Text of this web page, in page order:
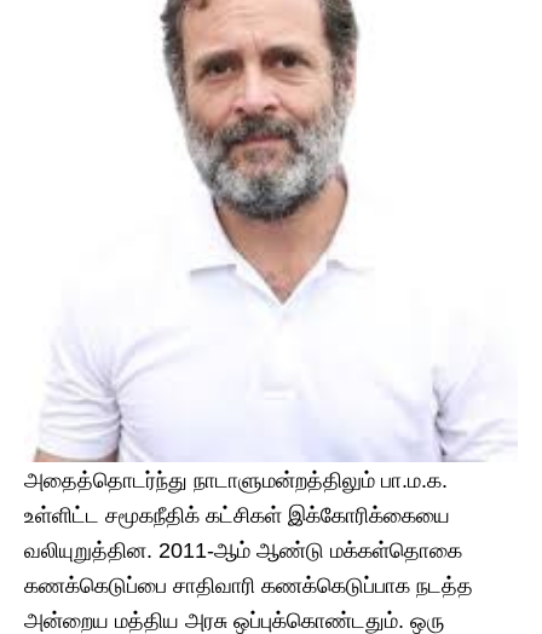
அதைத்தொடர்ந்து நாடாளுமன்றத்திலும் பா.ம.க.
உள்ளிட்ட சமூகநீதிக் கட்சிகள் இக்கோரிக்கையை
வலியுறுத்தின. 2011-ஆம் ஆண்டு மக்கள்தொகை
கணக்கெடுப்பை சாதிவாரி கணக்கெடுப்பாக நடத்த
அன்றைய மத்திய அரசு ஒப்புக்கொண்டதும். ஒரு